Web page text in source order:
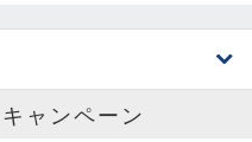
ャンペーン